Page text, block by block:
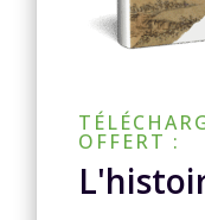
OFFERT :